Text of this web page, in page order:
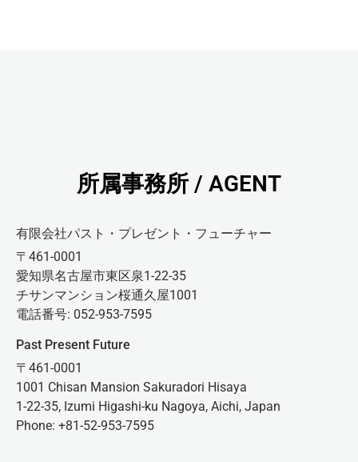
所属事務所 / AGENT
有限会社パスト・プレゼント・フューチャー
〒461-0001
愛知県名古屋市東区泉1-22-35
チサンマンション桜通久屋1001
電話番号: 052-953-7595
Past Present Future
〒461-0001
1001 Chisan Mansion Sakuradori Hisaya
1-22-35, Izumi Higashi-ku Nagoya, Aichi, Japan
Phone: +81-52-953-7595